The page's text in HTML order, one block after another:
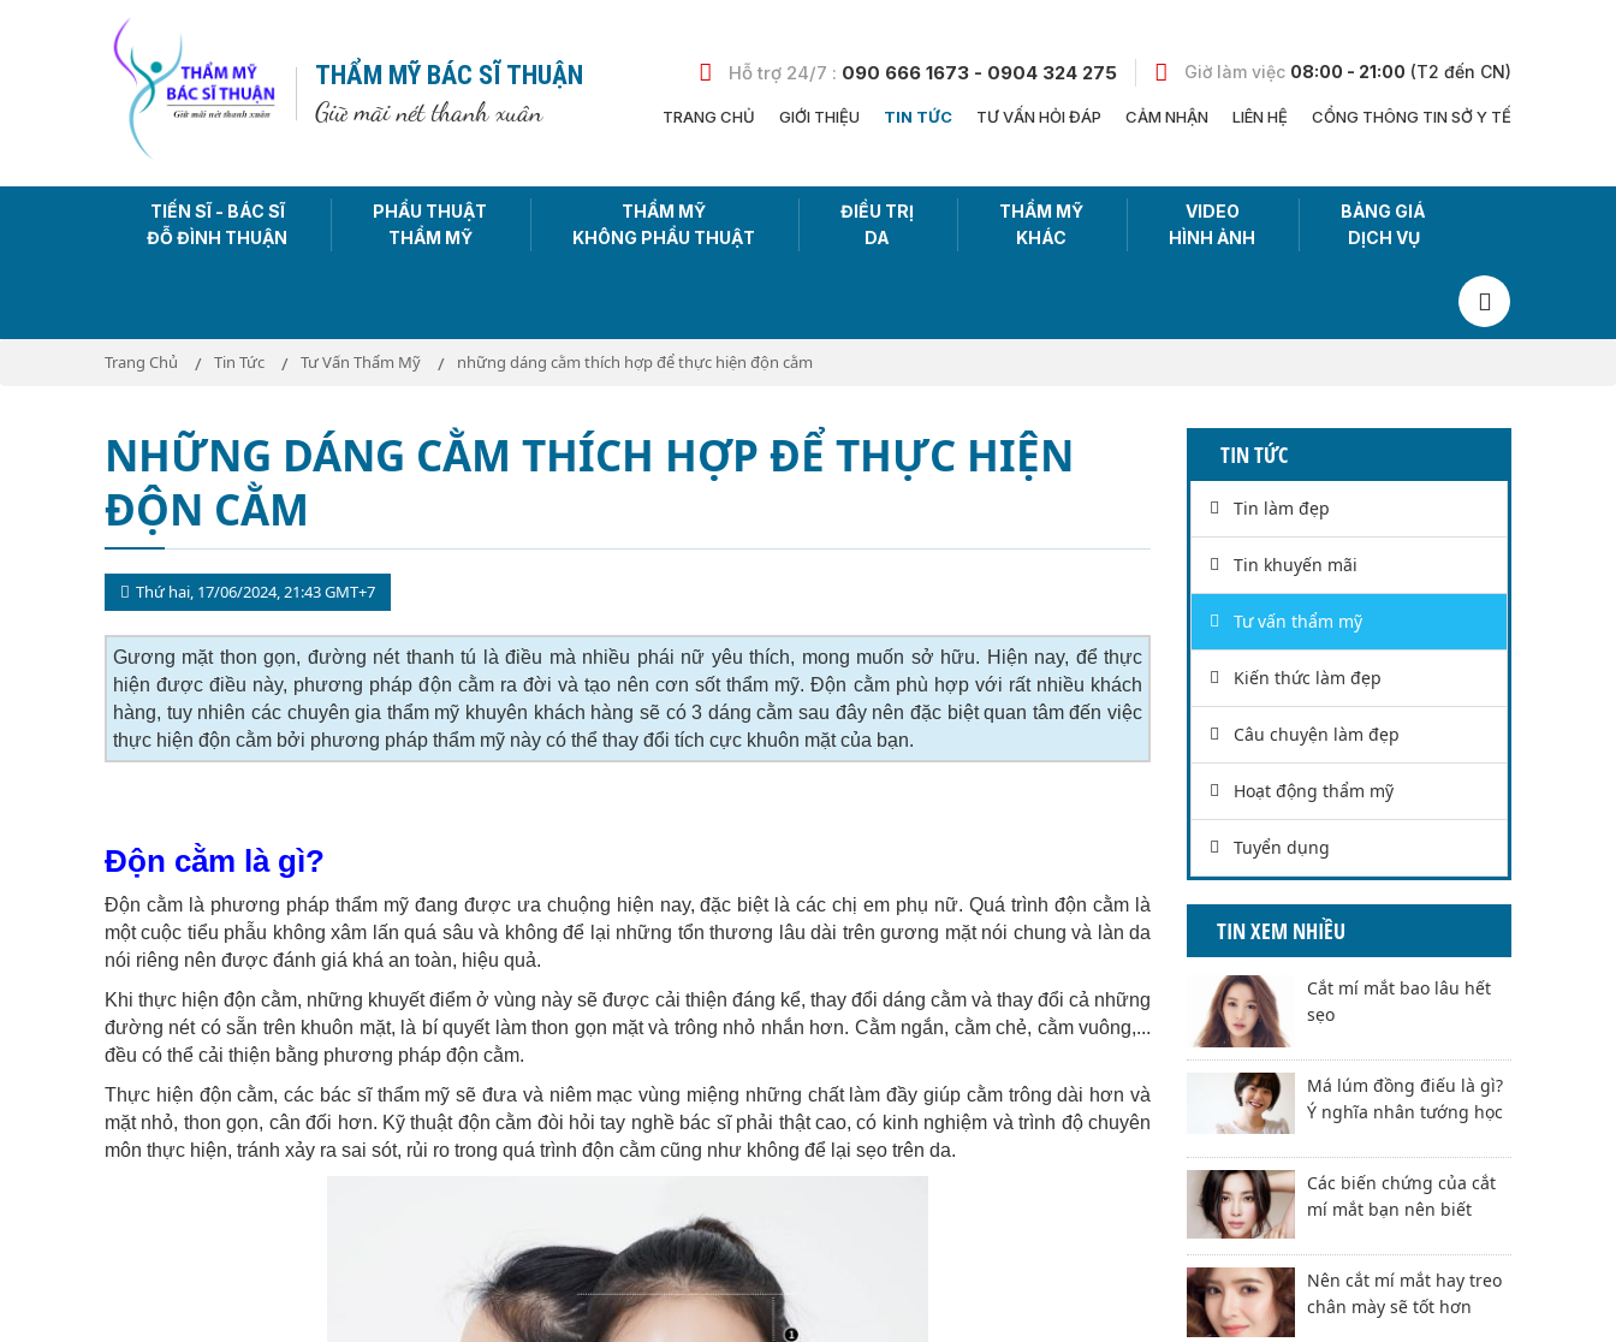
THẨM MỸ BÁC SĨ THUẬN
Giữ mãi nét thanh xuân
Hỗ trợ 24/7 : 090 666 1673 - 0904 324 275 Giờ làm việc 08:00 - 21:00 (T2 đến CN)
TRANG CHỦ GIỚI THIỆU TIN TỨC TƯ VẤN HỎI ĐÁP CẢM NHẬN LIÊN HỆ CỔNG THÔNG TIN SỞ Y TẾ
TIẾN SĨ - BÁC SĨ
ĐỖ ĐÌNH THUẬN
PHẨU THUẬT
THẨM MỸ
THẨM MỸ
KHÔNG PHẨU THUẬT
ĐIỀU TRỊ
DA
THẨM MỸ
KHÁC
VIDEO
HÌNH ẢNH
BẢNG GIÁ
DỊCH VỤ
Trang Chủ Tin Tức Tư Vấn Thẩm Mỹ những dáng cằm thích hợp để thực hiện độn cằm
NHỮNG DÁNG CẰM THÍCH HỢP ĐỂ THỰC HIỆN
ĐỘN CẰM
Thứ hai, 17/06/2024, 21:43 GMT+7
Gương mặt thon gọn, đường nét thanh tú là điều mà nhiều phái nữ yêu thích, mong muốn sở hữu. Hiện nay, để thực
hiện được điều này, phương pháp độn cằm ra đời và tạo nên cơn sốt thẩm mỹ. Độn cằm phù hợp với rất nhiều khách
hàng, tuy nhiên các chuyên gia thẩm mỹ khuyên khách hàng sẽ có 3 dáng cằm sau đây nên đặc biệt quan tâm đến việc
thực hiện độn cằm bởi phương pháp thẩm mỹ này có thể thay đổi tích cực khuôn mặt của bạn.
Độn cằm là gì?
Độn cằm là phương pháp thẩm mỹ đang được ưa chuộng hiện nay, đặc biệt là các chị em phụ nữ. Quá trình độn cằm là
một cuộc tiểu phẫu không xâm lấn quá sâu và không để lại những tổn thương lâu dài trên gương mặt nói chung và làn da
nói riêng nên được đánh giá khá an toàn, hiệu quả.
Khi thực hiện độn cằm, những khuyết điểm ở vùng này sẽ được cải thiện đáng kể, thay đổi dáng cằm và thay đổi cả những
đường nét có sẵn trên khuôn mặt, là bí quyết làm thon gọn mặt và trông nhỏ nhắn hơn. Cằm ngắn, cằm chẻ, cằm vuông,...
đều có thể cải thiện bằng phương pháp độn cằm.
Thực hiện độn cằm, các bác sĩ thẩm mỹ sẽ đưa và niêm mạc vùng miệng những chất làm đầy giúp cằm trông dài hơn và
mặt nhỏ, thon gọn, cân đối hơn. Kỹ thuật độn cằm đòi hỏi tay nghề bác sĩ phải thật cao, có kinh nghiệm và trình độ chuyên
môn thực hiện, tránh xảy ra sai sót, rủi ro trong quá trình độn cằm cũng như không để lại sẹo trên da.
TIN TỨC
Tin làm đẹp
Tin khuyến mãi
Tư vấn thẩm mỹ
Kiến thức làm đẹp
Câu chuyện làm đẹp
Hoạt động thẩm mỹ
Tuyển dụng
TIN XEM NHIỀU
Cắt mí mắt bao lâu hết
sẹo
Má lúm đồng điếu là gì?
Ý nghĩa nhân tướng học
Các biến chứng của cắt
mí mắt bạn nên biết
Nên cắt mí mắt hay treo
chân mày sẽ tốt hơn